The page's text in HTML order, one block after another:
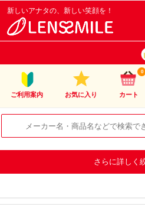
新しいアナタの、新しい笑顔を！
ご利用案内 お気に入り カート
0
さらに詳しく